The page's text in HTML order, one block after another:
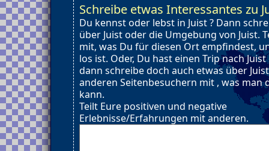
Schreibe etwas Interessantes zu
Du kennst oder lebst in Juist ? Dann
über Juist oder die Umgebung von Juist.
mit, was Du für diesen Ort empfindest,
los ist. Oder, Du hast einen Trip nach
dann schreibe doch auch etwas über
anderen Seitenbesuchern mit , was man
kann.
Teilt Eure positiven und negative
Erlebnisse/Erfahrungen mit anderen.